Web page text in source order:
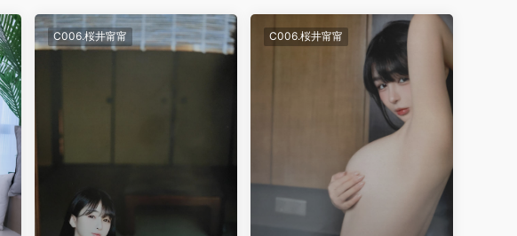
C006.桜井甯甯 C006.桜井甯甯